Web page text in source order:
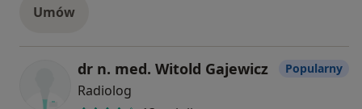
Umów
dr n. med. Witold Gajewicz
Radiolog
Popularny